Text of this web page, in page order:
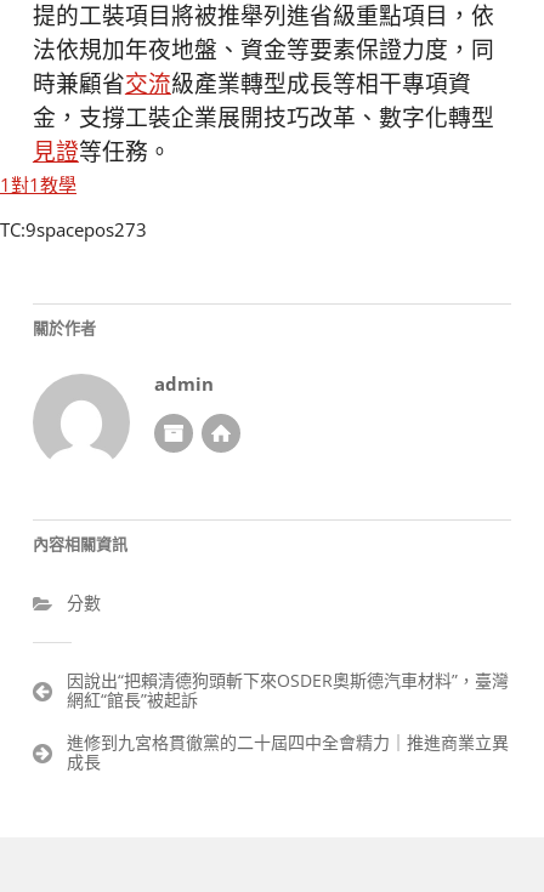
提的工裝項目將被推舉列進省級重點項目，依
法依規加年夜地盤、資金等要素保證力度，同
時兼顧省交流級產業轉型成長等相干專項資
金，支撐工裝企業展開技巧改革、數字化轉型
見證等任務。
1對1教學
TC:9spacepos273
關於作者
admin
內容相關資訊
分數
文
章
覽
因說出“把賴清德狗頭斬下來OSDER奧斯德汽車材料”，臺灣
網紅“館長”被起訴
進修到九宮格貫徹黨的二十屆四中全會精力｜推進商業立異
成長